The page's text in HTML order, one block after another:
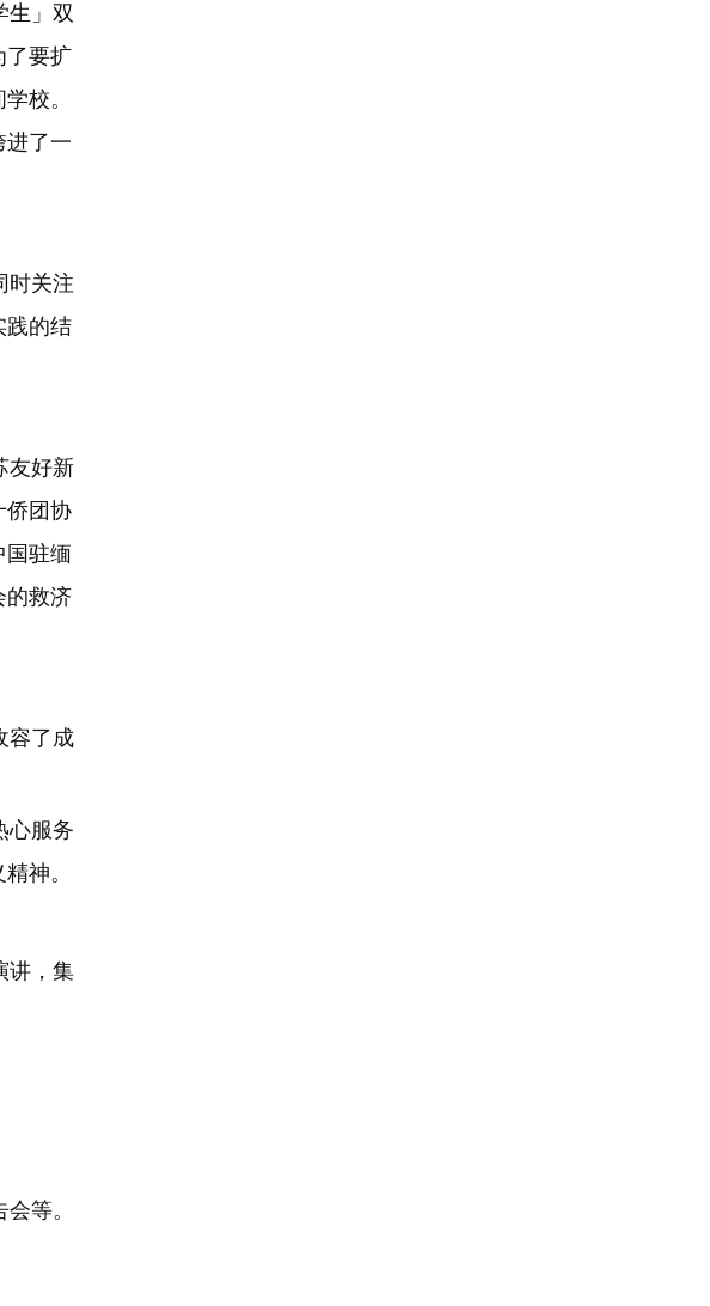
生」双
了要扩
校。
进了一
时关注
践的结
友好新
侨团协
国驻缅
的救济
容了成
心服务
神。
讲，集
等。